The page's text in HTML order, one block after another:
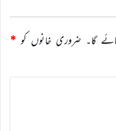
گا۔ ضروری خانوں کو *